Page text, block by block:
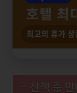
– 산책 중